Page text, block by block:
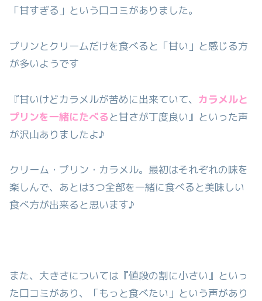
「甘すぎる」という口コミがありました。
プリンとクリームだけを食べると「甘い」と感じる方
が多いようです
『甘いけどカラメルが苦めに出来ていて、 カラメルと
プリンを一緒にたべると甘さが丁度良い』といった声
が沢山ありましたよ♪
クリーム・プリン・カラメル。最初はそれぞれの味を
楽しんで、あとは3つ全部を一緒に食べると美味しい
食べ方が出来ると思います♪
また、大きさについては『値段の割に小さい』といっ
た口コミがあり、「もっと食べたい」という声があり